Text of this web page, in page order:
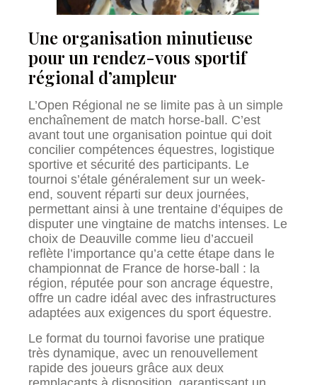
Une organisation minutieuse
pour un rendez-vous sportif
régional d’ampleur
L’Open Régional ne se limite pas à un simple
enchaînement de match horse-ball. C’est
avant tout une organisation pointue qui doit
concilier compétences équestres, logistique
sportive et sécurité des participants. Le
tournoi s’étale généralement sur un week-
end, souvent réparti sur deux journées,
permettant ainsi à une trentaine d’équipes de
disputer une vingtaine de matchs intenses. Le
choix de Deauville comme lieu d’accueil
reflète l’importance qu’a cette étape dans le
championnat de France de horse-ball : la
région, réputée pour son ancrage équestre,
offre un cadre idéal avec des infrastructures
adaptées aux exigences du sport équestre.
Le format du tournoi favorise une pratique
très dynamique, avec un renouvellement
rapide des joueurs grâce aux deux